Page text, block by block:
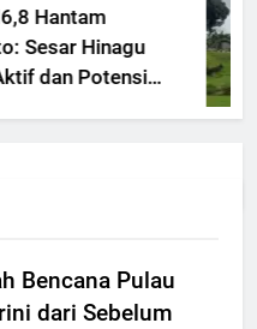
Hantam
Hinagu
dan Potensi
Bencana Pulau
dari Sebelum